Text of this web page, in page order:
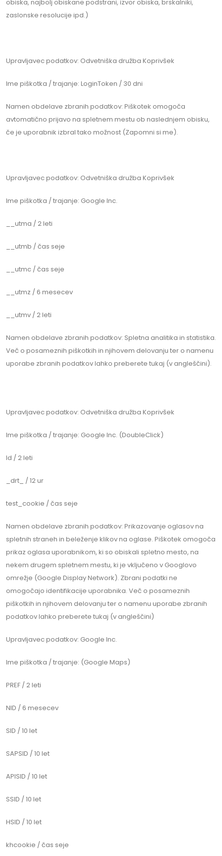
obiska, najbolj obiskane podstrani, izvor obiska, brskalniki,
zaslonske resolucije ipd.)
Upravljavec podatkov: Odvetniška družba Koprivšek
Ime piškotka / trajanje: LoginToken / 30 dni
Namen obdelave zbranih podatkov: Piškotek omogoča
avtomatično prijavo na spletnem mestu ob naslednjem obisku,
če je uporabnik izbral tako možnost (Zapomni si me).
Upravljavec podatkov: Odvetniška družba Koprivšek
Ime piškotka / trajanje: Google Inc.
__utma / 2 leti
__utmb / čas seje
__utmc / čas seje
__utmz / 6 mesecev
__utmv / 2 leti
Namen obdelave zbranih podatkov: Spletna analitika in statistika.
Več o posameznih piškotkih in njihovem delovanju ter o namenu
uporabe zbranih podatkov lahko preberete tukaj (v angleščini).
Upravljavec podatkov: Odvetniška družba Koprivšek
Ime piškotka / trajanje: Google Inc. (DoubleClick)
Id / 2 leti
_drt_ / 12 ur
test_cookie / čas seje
Namen obdelave zbranih podatkov: Prikazovanje oglasov na
spletnih straneh in beleženje klikov na oglase. Piškotek omogoča
prikaz oglasa uporabnikom, ki so obiskali spletno mesto, na
nekem drugem spletnem mestu, ki je vključeno v Googlovo
omrežje (Google Display Network). Zbrani podatki ne
omogočajo identifikacije uporabnika. Več o posameznih
piškotkih in njihovem delovanju ter o namenu uporabe zbranih
podatkov lahko preberete tukaj (v angleščini)
Upravljavec podatkov: Google Inc.
Ime piškotka / trajanje: (Google Maps)
PREF / 2 leti
NID / 6 mesecev
SID / 10 let
SAPSID / 10 let
APISID / 10 let
SSID / 10 let
HSID / 10 let
khcookie / čas seje